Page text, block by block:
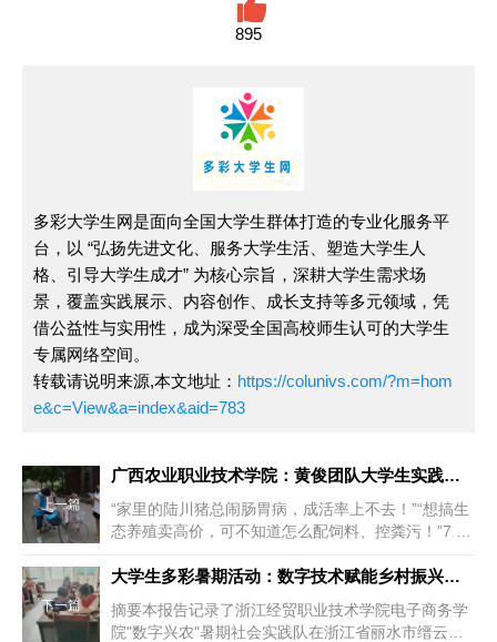
895
多彩大学生网是面向全国大学生群体打造的专业化服务平
台，以 “弘扬先进文化、服务大学生活、塑造大学生人
格、引导大学生成才” 为核心宗旨，深耕大学生需求场
景，覆盖实践展示、内容创作、成长支持等多元领域，凭
借公益性与实用性，成为深受全国高校师生认可的大学生
专属网络空间。
转载请说明来源,本文地址： https://colunivs.com/?m=hom
e&c=View&a=index&aid=783
上一篇
广西农业职业技术学院：黄俊团队大学生实践调研 —— 乡村生态
“家里的陆川猪总闹肠胃病，成活率上不去！”“想搞生
态养殖卖高价，可不知道怎么配饲料、控粪污！”7 月
下一篇
大学生多彩暑期活动：数字技术赋能乡村振兴实践探索 ——浙江经
摘要本报告记录了浙江经贸职业技术学院电子商务学
院"数字兴农"暑期社会实践队在浙江省丽水市缙云县